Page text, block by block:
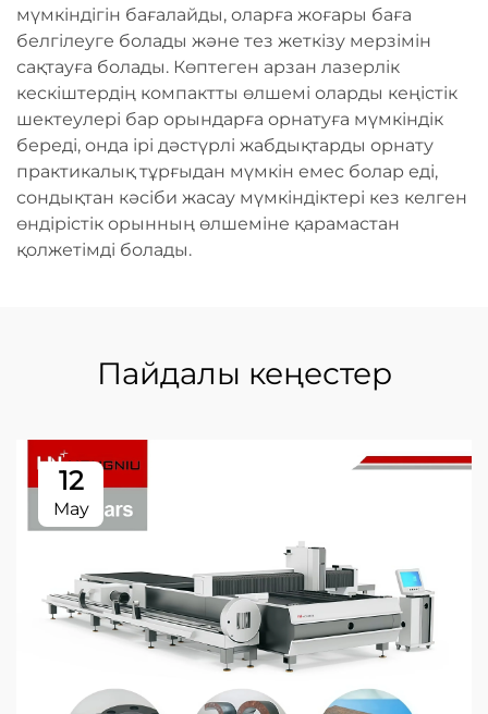
мүмкіндігін бағалайды, оларға жоғары баға
белгілеуге болады және тез жеткізу мерзімін
сақтауға болады. Көптеген арзан лазерлік
кескіштердің компактты өлшемі оларды кеңістік
шектеулері бар орындарға орнатуға мүмкіндік
береді, онда ірі дәстүрлі жабдықтарды орнату
практикалық тұрғыдан мүмкін емес болар еді,
сондықтан кәсіби жасау мүмкіндіктері кез келген
өндірістік орынның өлшеміне қарамастан
қолжетімді болады.
Пайдалы кеңестер
12
May